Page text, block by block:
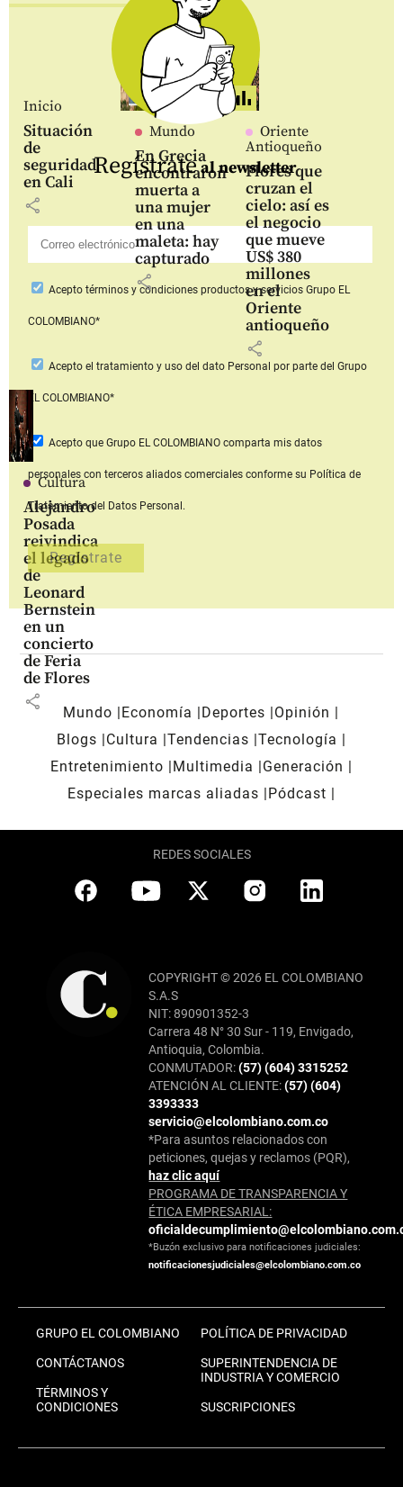
Inicio
Situación
de
seguridad
en Cali
share
Mundo
En Grecia
encontraron
muerta a
una mujer
en una
maleta: hay
capturado
share
Oriente
Antioqueño
Flores que
cruzan el
cielo: así es
el negocio
que mueve
US$ 380
millones
en el
Oriente
antioqueño
share
Cultura
Alejandro
Posada
reivindica
el legado
de
Leonard
Bernstein
en un
concierto
de Feria
de Flores
share
Regístrateal newsletter
Aceptotérminos y condiciones productos y serviciosGrupo EL
COLOMBIANO*
Acepto el tratamiento y uso del dato Personal por parte del Grupo
EL COLOMBIANO*
Acepto que Grupo EL COLOMBIANOcomparta mis datos
personales con terceros aliados comerciales conforme su Política de
Tratamiento del Datos Personal.
Mundo Economía Deportes
Opinión
Blogs
Cultura Tendencias Tecnología
Entretenimiento
Multimedia
Generación
Especiales marcas aliadas
Pódcast
REDES SOCIALES
COPYRIGHT © 2026 EL COLOMBIANO
S.A.S
NIT: 890901352-3
Carrera 48 N° 30 Sur - 119, Envigado,
Antioquia, Colombia.
CONMUTADOR:(57) (604) 3315252
ATENCIÓN AL CLIENTE:(57) (604)
3393333
servicio@elcolombiano.com.co
*Para asuntos relacionados con
peticiones, quejas y reclamos (PQR),
haz clic aquí
PROGRAMA DE TRANSPARENCIA Y
ÉTICA EMPRESARIAL:
*Buzón exclusivo para notificaciones judiciales:
notificacionesjudiciales@elcolombiano.com.co
GRUPO EL COLOMBIANO
CONTÁCTANOS
TÉRMINOS Y
CONDICIONES
POLÍTICA DE PRIVACIDAD
SUPERINTENDENCIA DE
INDUSTRIA Y COMERCIO
SUSCRIPCIONES